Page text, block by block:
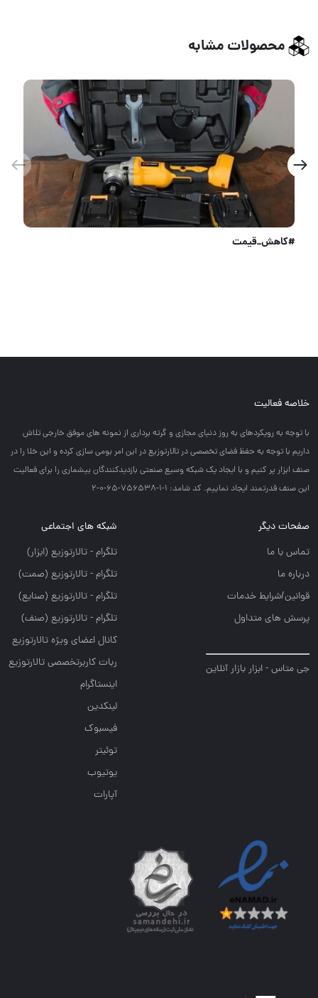
محصولات مشابه
#کاهش_قیمت
خلاصه فعالیت
با توجه به رويكردهاي به روز دنياي مجازي و گرته برداري از نمونه هاي موفق خارجي تلاش
داريم با توجه به حفظ فضاي تخصصي در تالارتوزيع در اين امر بومي سازي كرده و اين خلا را در
صنف ابزار پر كنيم و با ايجاد يك شبكه وسيع صنعتي بازديدكنندگان بيشماري را براي فعاليت
اين صنف قدرتمند ايجاد نماييم. کد شامد: 1-1-756538-65-0-2
صفحات دیگر
تماس با ما
درباره ما
قوانین/شرایط خدمات
پرسش های متداول
جی متاس - ابزار بازار آنلاین
شبکه های اجتماعی
تلگرام - تالارتوزيع (ابزار)
تلگرام - تالارتوزيع (صمت)
تلگرام - تالارتوزيع (صنايع)
تلگرام - تالارتوزیع (صنف)
کانال اعضای ویژه تالارتوزیع
ربات کاربرتخصصی تالارتوزیع
اینستاگرام
لینکدین
فیسبوک
توئیتر
یوتیوب
آپارات